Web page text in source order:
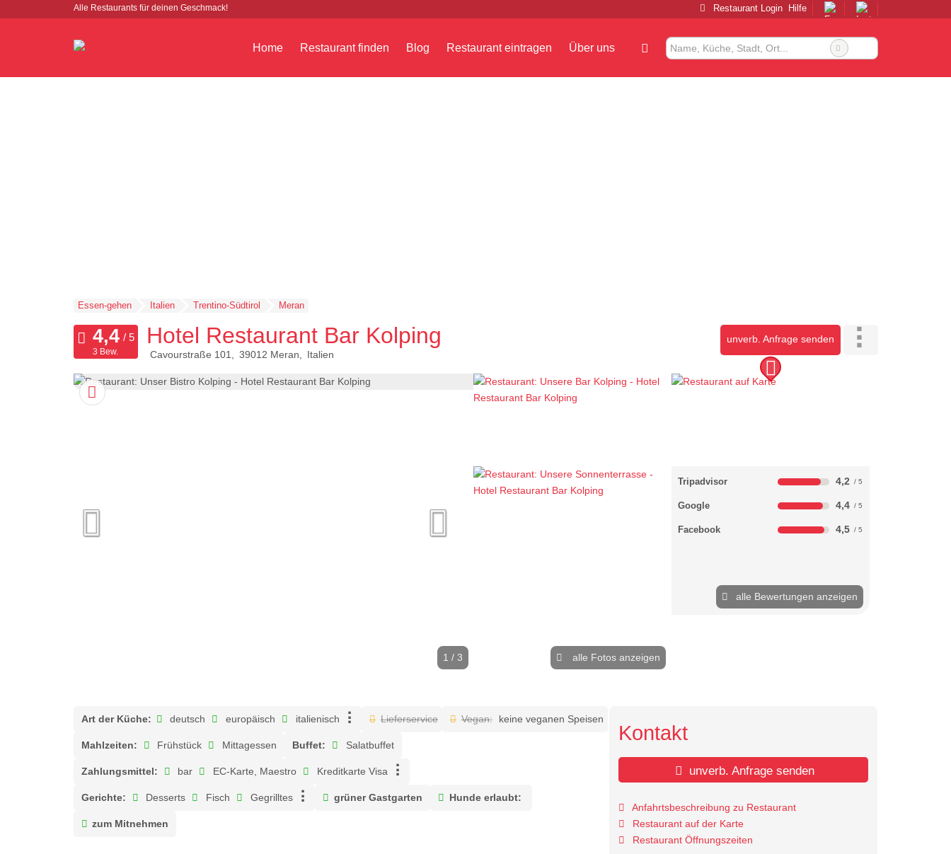
Alle Restaurants für deinen Geschmack! Restaurant Login Hilfe
Home Restaurant finden Blog Restaurant eintragen Über uns
Essen-gehen Italien Trentino-Südtirol Meran
Hotel Restaurant Bar Kolping
Cavourstraße 101 39012 Meran Italien
unverb. Anfrage senden
3 Bew.
1 / 3 alle Fotos anzeigen
Tripadvisor 4,2
Google 4,4
Facebook 4,5
alle Bewertungen anzeigen
Art der Küche: deutsch europäisch italienisch Lieferservice Vegan: keine veganen Speisen
Mahlzeiten: Frühstück Mittagessen Buffet: Salatbuffet
Zahlungsmittel: bar EC-Karte, Maestro Kreditkarte Visa
Gerichte: Desserts Fisch Gegrilltes grüner Gastgarten Hunde erlaubt:
zum Mitnehmen
Kontakt
unverb. Anfrage senden
Anfahrtsbeschreibung zu Restaurant
Restaurant auf der Karte
Restaurant Öffnungszeiten